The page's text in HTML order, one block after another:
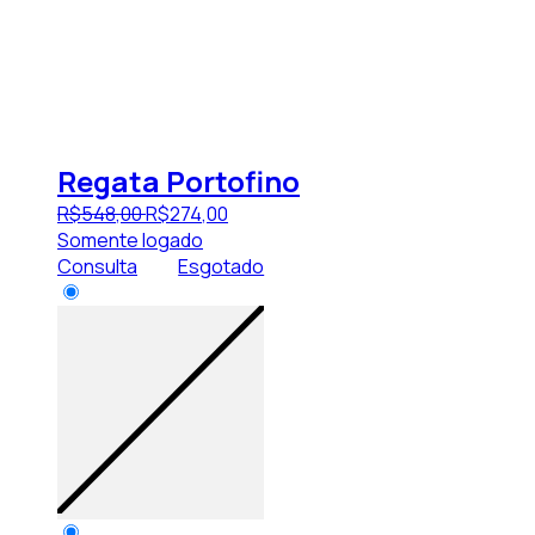
Regata Portofino
R$548,00R$274,00
Somente logado
Consulta
Esgotado